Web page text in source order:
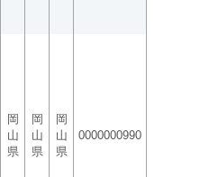
岡
山
県
岡
山
県
岡
山
県
0000000990